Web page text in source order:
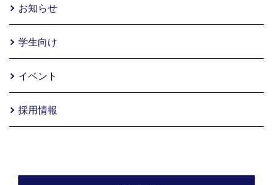
お知らせ
学生向け
イベント
採用情報